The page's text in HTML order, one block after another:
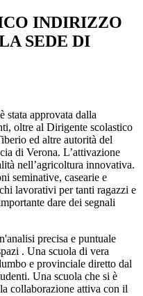
INDIRIZZO
SEDE DI
approvata dalla
oltre al Dirigente scolastico
ed altre autorità del
di Verona. L’attivazione
nell’agricoltura innovativa.
seminative, casearie e
lavorativi per tanti ragazzi e
dare dei segnali
precisa e puntuale
. Una scuola di vera
e provinciale diretto dal
Una scuola che si è
collaborazione attiva con il